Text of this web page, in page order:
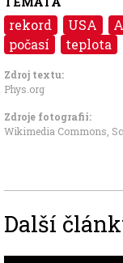
rekord USA
počasí
teplota
Zdroj textu:
Phys.org
Zdroje fotografii:
Wikimedia Commons,
Další